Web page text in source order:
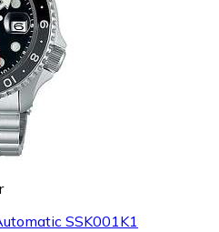
SSK001K1